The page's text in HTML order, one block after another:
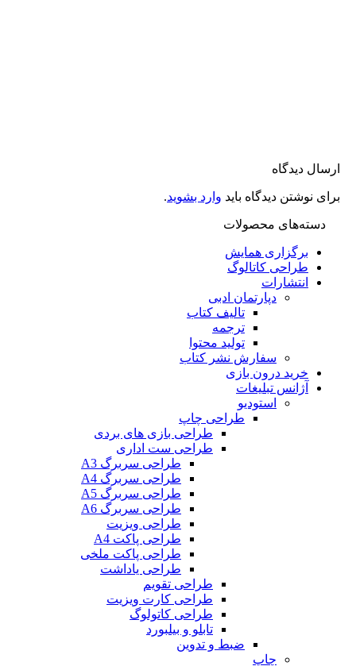
دیدگاه
دیدگاه بایدوارد بشوید .
محصولات
برگزاری همایش
طراحی کاتالوگ
انتشارات
دپارتمان ادبی
تالیف کتاب
ترجمه
تولید محتوا
سفارش نشر کتاب
خرید درون بازی
آژانس تبلیغات
استودیو
طراحی چاپ
طراحی بازی های بردی
طراحی ست اداری
طراحی سربرگ A3
طراحی سربرگ A4
طراحی سربرگ A5
طراحی سربرگ A6
طراحی ویزیت
طراحی پاکت A4
طراحی پاکت ملخی
طراحی یاداشت
طراحی تقویم
طراحی کارت ویزیت
طراحی کاتولوگ
تابلو و بیلبورد
ضبط و تدوین